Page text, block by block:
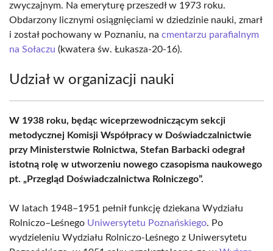
zwyczajnym. Na emeryturę przeszedł w 1973 roku.
Obdarzony licznymi osiągnięciami w dziedzinie nauki, zmarł
i został pochowany w Poznaniu, na cmentarzu parafialnym
na Sołaczu (kwatera św. Łukasza-20-16).
Udział w organizacji nauki
W 1938 roku, będąc wiceprzewodniczącym sekcji
metodycznej Komisji Współpracy w Doświadczalnictwie
przy Ministerstwie Rolnictwa, Stefan Barbacki odegrał
istotną rolę w utworzeniu nowego czasopisma naukowego
pt. „Przegląd Doświadczalnictwa Rolniczego”.
W latach 1948–1951 pełnił funkcję dziekana Wydziału
Rolniczo–Leśnego Uniwersytetu Poznańskiego. Po
wydzieleniu Wydziału Rolniczo-Leśnego z Uniwersytetu